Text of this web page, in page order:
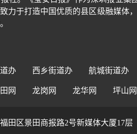
力于打造中国优质的县区级融媒体
办 西乡街道办 航城街道办
网 龙岗网 龙华网 坪山网
田区景田商报路2号新媒体大厦17层